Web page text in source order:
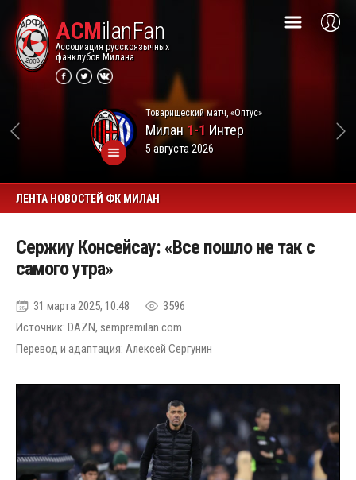
ACMilanFan
Ассоциация русскоязычных
фанклубов Милана
Товарищеский матч, «Оптус»
Милан1-1 Интер
5 августа 2026
ЛЕНТА НОВОСТЕЙ ФК МИЛАН
Сержиу Консейсау: «Все пошло не так с
самого утра»
31 марта 2025, 10:48
3596
Источник: DAZN, sempremilan.com
Перевод и адаптация: Алексей Сергунин